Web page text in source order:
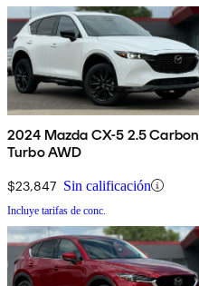
2024 Mazda CX-5 2.5 Carbon
Turbo AWD
$23,847 Sin calificación
Incluye tarifas de conc.